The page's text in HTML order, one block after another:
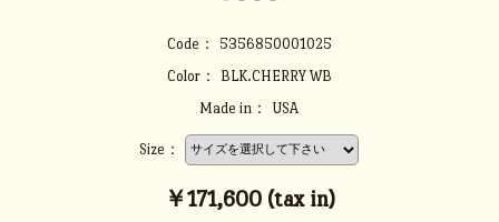
Code：
5356850001025
Color：
BLK.CHERRY WB
Made in：
USA
Size：
￥171,600 (tax in)